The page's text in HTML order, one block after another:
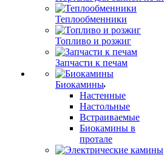
Теплообменники
Топливо и розжиг
Запчасти к печам
Биокамины
Настенные
Настольные
Встраиваемые
Биокамины в
протале